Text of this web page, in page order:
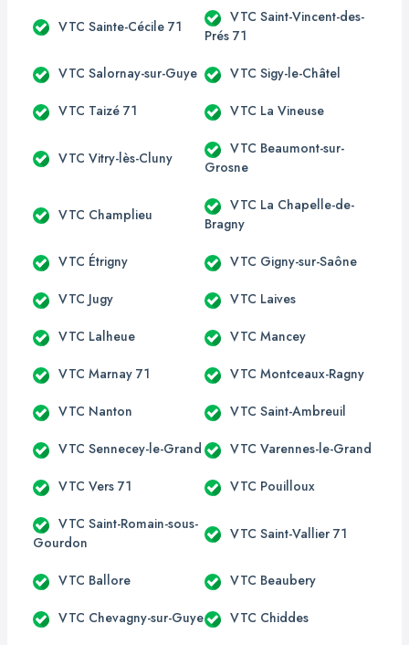
VTC Sainte-Cécile 71
VTC Saint-Vincent-des-
Prés 71
VTC Salornay-sur-Guye VTC Sigy-le-Châtel
VTC Taizé 71 VTC La Vineuse
VTC Vitry-lès-Cluny
VTC Beaumont-sur-
Grosne
VTC Champlieu
VTC La Chapelle-de-
Bragny
VTC Étrigny VTC Gigny-sur-Saône
VTC Jugy VTC Laives
VTC Lalheue VTC Mancey
VTC Marnay 71 VTC Montceaux-Ragny
VTC Nanton VTC Saint-Ambreuil
VTC Sennecey-le-Grand VTC Varennes-le-Grand
VTC Vers 71 VTC Pouilloux
VTC Saint-Romain-sous-
Gourdon
VTC Saint-Vallier 71
VTC Ballore VTC Beaubery
VTC Chevagny-sur-Guye VTC Chiddes